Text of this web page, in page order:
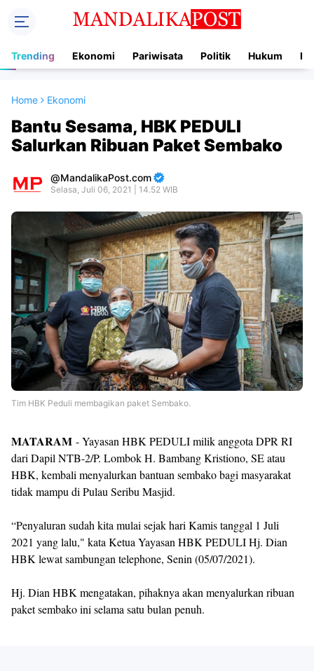
Trending Ekonomi Pariwisata Politik Hukum
Home Ekonomi
Bantu Sesama, HBK PEDULI
Salurkan Ribuan Paket Sembako
MandalikaPost.com
Selasa, Juli 06, 2021 | 14.52 WIB
Tim HBK Peduli membagikan paket Sembako.
MATARAM - Yayasan HBK PEDULI milik anggota DPR RI
dari Dapil NTB-2/P. Lombok H. Bambang Kristiono, SE atau
HBK, kembali menyalurkan bantuan sembako bagi masyarakat
tidak mampu di Pulau Seribu Masjid.
“Penyaluran sudah kita mulai sejak hari Kamis tanggal 1 Juli
2021 yang lalu," kata Ketua Yayasan HBK PEDULI Hj. Dian
HBK lewat sambungan telephone, Senin (05/07/2021).
Hj. Dian HBK mengatakan, pihaknya akan menyalurkan ribuan
paket sembako ini selama satu bulan penuh.